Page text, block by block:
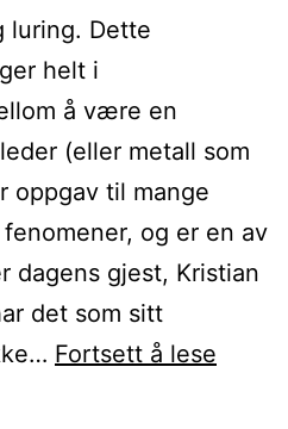
luring. Dette
helt i
å være en
(eller metall som
oppgav til mange
og er en av
dagens gjest, Kristian
det som sitt
Fortsett å lese